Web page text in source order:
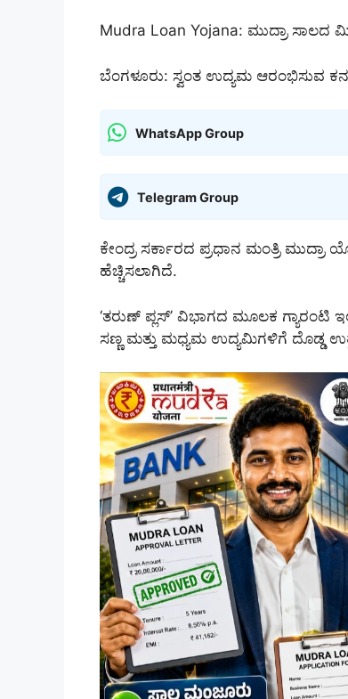
Mudra Loan Yojana: ಮುದ್ರಾ ಸಾಲದ
ಬೆಂಗಳೂರು: ಸ್ವಂತ ಉದ್ಯಮ ಆರಂಭಿಸುವ
WhatsApp Group
Telegram Group
ಕೇಂದ್ರ ಸರ್ಕಾರದ ಪ್ರಧಾನ ಮಂತ್ರಿ
ಹೆಚ್ಚಿಸಲಾಗಿದೆ.
‘ತರುಣ್ ಪ್ಲಸ್’ ವಿಭಾಗದ ಮೂಲಕ
ಸಣ್ಣ ಮತ್ತು ಮಧ್ಯಮ ಉದ್ಯಮಿಗಳಿಗೆ ದೊಡ್ಡ